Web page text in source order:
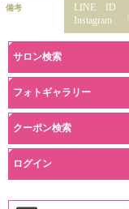
備考
LINE ID 「
Instagram 「
サロン検索
フォトギャラリー
クーポン検索
ログイン